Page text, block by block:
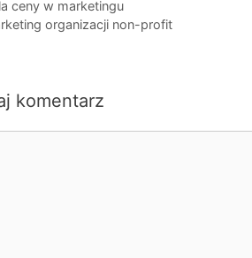
ceny w marketingu
organizacji non-profit
komentarz